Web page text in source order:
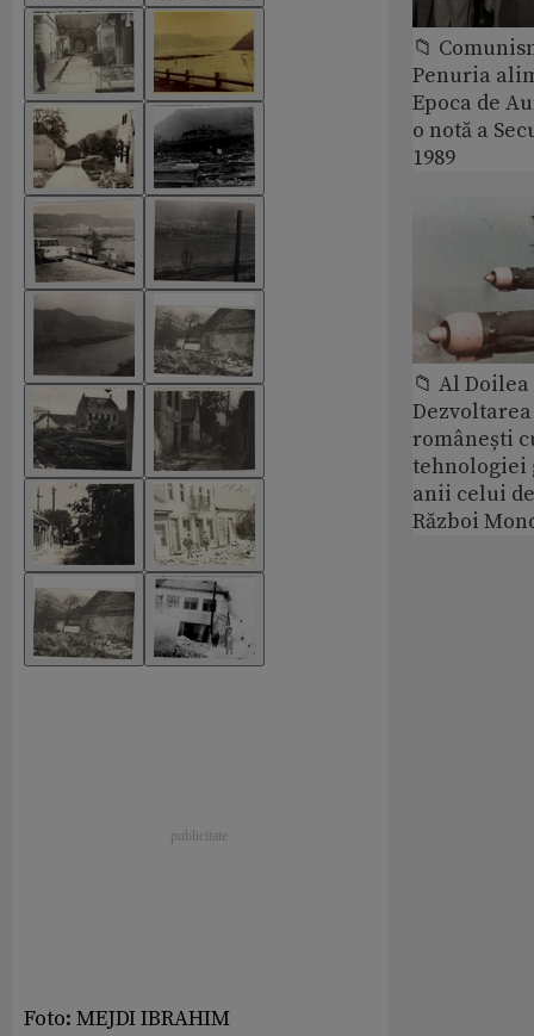
Foto: MEJDI IBRAHIM
📁
Penuria
Epoca de
o notă a
1989
📁 Al
românești
tehnologiei
anii celui
Război